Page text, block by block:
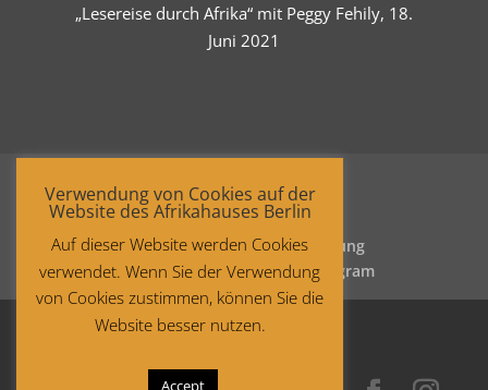
„Lesereise durch Afrika“ mit Peggy Fehily, 18.
Juni 2021
Startseite
Datenschutzerklärung
Impressum
Facebook Instagram
Verwendung von Cookies auf der
Website des Afrikahauses Berlin
Auf dieser Website werden Cookies
verwendet. Wenn Sie der Verwendung
von Cookies zustimmen, können Sie die
Website besser nutzen.
Accept